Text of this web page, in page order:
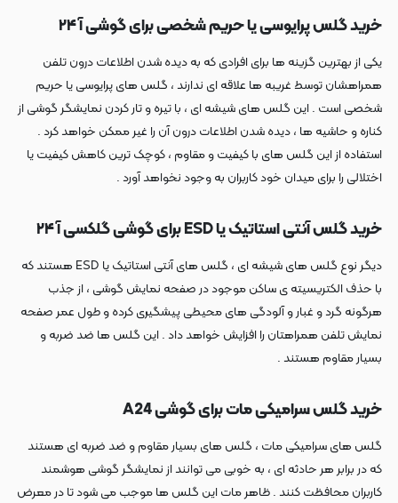
خرید گلس پرایوسی یا حریم شخصی برای گوشی آ ۲۴
یکی از بهترین گزینه ها برای افرادی که به دیده شدن اطلاعات درون تلفن
همراهشان توسط غریبه ها علاقه ای ندارند ، گلس های پرایوسی یا حریم
شخصی است . این گلس های شیشه ای ، با تیره و تار کردن نمایشگر گوشی از
کناره و حاشیه ها ، دیده شدن اطلاعات درون آن را غیر ممکن خواهد کرد .
استفاده از این گلس های با کیفیت و مقاوم ، کوچک ترین کاهش کیفیت یا
اختلالی را برای میدان خود کاربران به وجود نخواهد آورد .
خرید گلس آنتی استاتیک یا ESD برای گوشی گلکسی آ ۲۴
دیگر نوع گلس های شیشه ای ، گلس های آنتی استاتیک یا ESD هستند که
با حذف الکتریسیته ی ساکن موجود در صفحه نمایش گوشی ، از جذب
هرگونه گرد و غبار و آلودگی های محیطی پیشگیری کرده و طول عمر صفحه
نمایش تلفن همراهتان را افزایش خواهد داد . این گلس ها ضد ضربه و
بسیار مقاوم هستند .
خرید گلس سرامیکی مات برای گوشی A24
گلس های سرامیکی مات ، گلس های بسیار مقاوم و ضد ضربه ای هستند
که در برابر هر حادثه ای ، به خوبی می توانند از نمایشگر گوشی هوشمند
کاربران محافظت کنند . ظاهر مات این گلس ها موجب می شود تا در معرض